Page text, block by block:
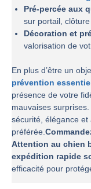
Pré-percée aux
sur portail,
Décoration et
valorisation de
En plus d’être un
prévention
présence de votre
mauvaises
sécurité, élégance
préférée.
Attention au chien
expédition rapide
efficacité pour